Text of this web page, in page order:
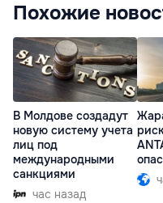
Похожие
В Молдове создадут
новую систему учета
лиц под
международными
санкциями
час назад